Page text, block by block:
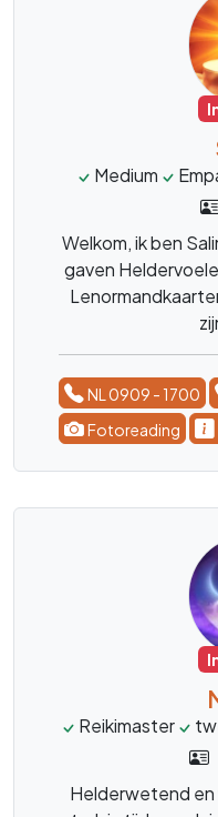
Medium
Welkom, ik ben
gaven
NL 0909 - 1700
Fotoreading
Reikimaster
Helderwetend